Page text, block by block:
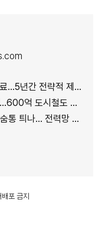
…5년간 전략적 제휴
시철도 케이블 공급
에 에너지 리스크 완화 기대
포 금지